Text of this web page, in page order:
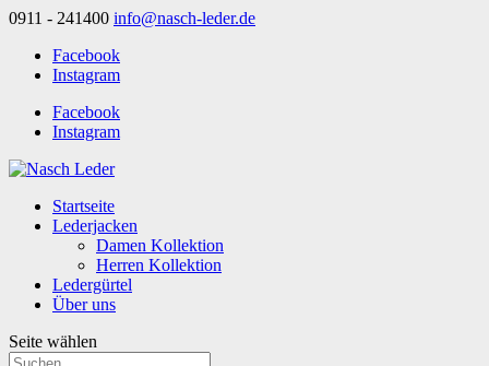
0911 - 241400 info@nasch-leder.de
Facebook
Instagram
Facebook
Instagram
Startseite
Lederjacken
Damen Kollektion
Herren Kollektion
Ledergürtel
Über uns
Seite wählen